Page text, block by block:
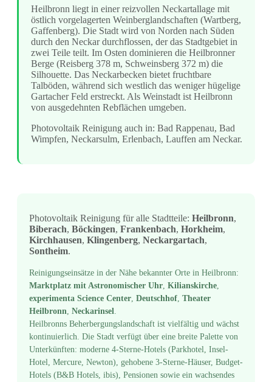
Heilbronn liegt in einer reizvollen Neckartallage mit
östlich vorgelagerten Weinberglandschaften (Wartberg,
Gaffenberg). Die Stadt wird von Norden nach Süden
durch den Neckar durchflossen, der das Stadtgebiet in
zwei Teile teilt. Im Osten dominieren die Heilbronner
Berge (Reisberg 378 m, Schweinsberg 372 m) die
Silhouette. Das Neckarbecken bietet fruchtbare
Talböden, während sich westlich das weniger hügelige
Gartacher Feld erstreckt. Als Weinstadt ist Heilbronn
von ausgedehnten Rebflächen umgeben.
Photovoltaik Reinigung auch in: Bad Rappenau, Bad
Wimpfen, Neckarsulm, Erlenbach, Lauffen am Neckar.
Photovoltaik Reinigung für alle Stadtteile: Heilbronn,
Biberach, Böckingen, Frankenbach, Horkheim,
Kirchhausen, Klingenberg, Neckargartach,
Sontheim.
Reinigungseinsätze in der Nähe bekannter Orte in Heilbronn:
Marktplatz mit Astronomischer Uhr, Kilianskirche,
experimenta Science Center, Deutschhof, Theater
Heilbronn, Neckarinsel.
Heilbronns Beherbergungslandschaft ist vielfältig und wächst
kontinuierlich. Die Stadt verfügt über eine breite Palette von
Unterkünften: moderne 4-Sterne-Hotels (Parkhotel, Insel-
Hotel, Mercure, Newton), gehobene 3-Sterne-Häuser, Budget-
Hotels (B&B Hotels, ibis), Pensionen sowie ein wachsendes